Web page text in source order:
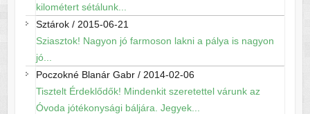
kilométert sétálunk...
Sztárok/ 2015-06-21
Sziasztok! Nagyon jó farmoson lakni a pálya is nagyon
jó...
Poczokné Blanár Gabr/ 2014-02-06
Tisztelt Érdeklődők! Mindenkit szeretettel várunk az
Óvoda jótékonysági báljára. Jegyek...